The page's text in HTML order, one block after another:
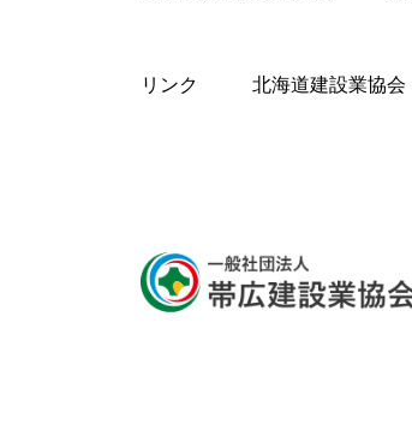
リンク 北海道建設業協会